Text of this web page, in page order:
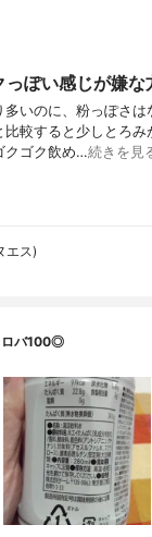
っぽい感じが嫌
多いのに、粉っぽさ
較すると少しとろみ
クゴク飲め…続きを見
エス)
バ100◎